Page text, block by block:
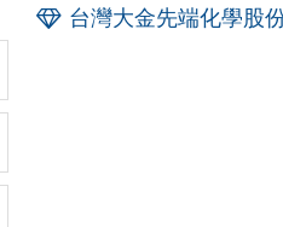
台灣大金先端化學股